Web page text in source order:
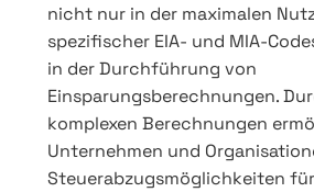
nicht nur in der maximalen
spezifischer EIA- und MIA-
in der Durchführung von
Einsparungsberechnungen.
komplexen Berechnungen
Unternehmen und
Steuerabzugsmöglichkeiten